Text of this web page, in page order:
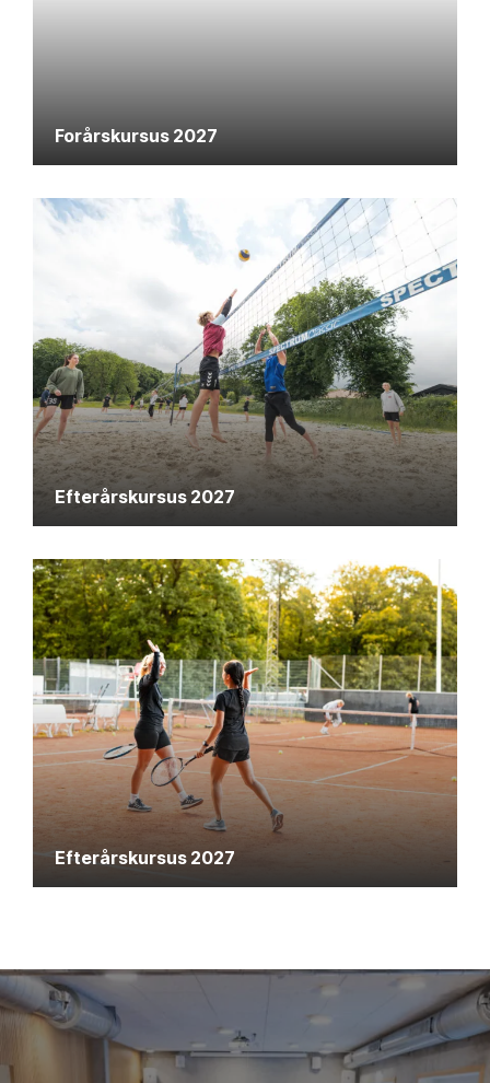
Forårskursus 2027
Efterårskursus 2027
Efterårskursus 2027